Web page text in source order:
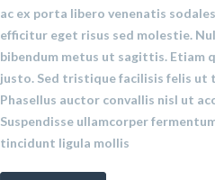
ac ex porta libero venenatis
efficitur eget risus sed molestie.
bibendum metus ut sagittis. Etiam
justo. Sed tristique facilisis felis ut
Phasellus auctor convallis nisl ut
Suspendisse ullamcorper
tincidunt ligula mollis